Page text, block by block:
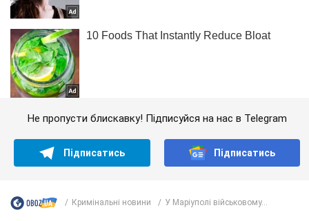
Не пропусти блискавку! Підписуйся на нас в Telegram
Підписатись Підписатись
Кримінальні новини У Маріуполі військовому...